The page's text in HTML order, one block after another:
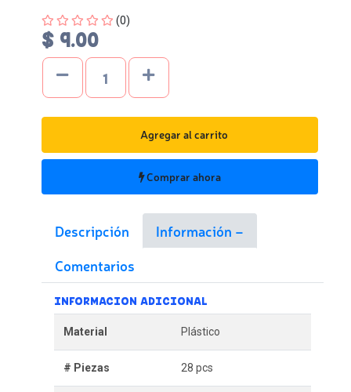
Four out of Five Stars
(0)
$ 9.00
Agregar al carrito
Comprar ahora
Descripción
Información
Comentarios
INFORMACION ADICIONAL
Material Plástico
# Piezas 28 pcs